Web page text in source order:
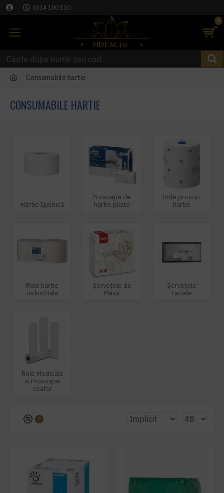
0314 100 110
0
Consumabile hartie
CONSUMABILE HARTIE
Hârtie Igienică
Prosoape de
hartie pliate
Role prosop
hartie
Role hartie
industriala
Șervețele de
Masă
Șervețele
Faciale
Role Medicale
si Prosoape
coafor
0